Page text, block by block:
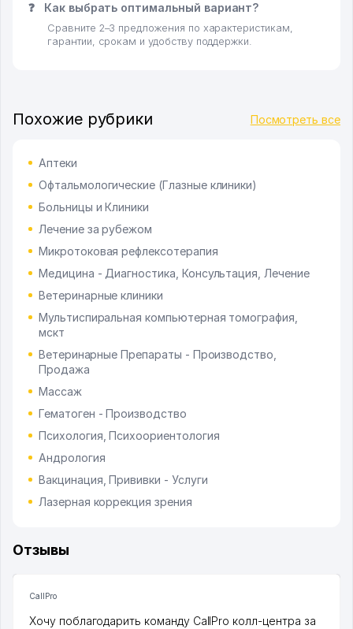
❓ Как выбрать оптимальный вариант?
Сравните 2–3 предложения по характеристикам,
гарантии, срокам и удобству поддержки.
Похожие рубрики Посмотреть все
Аптеки
Офтальмологические (Глазные клиники)
Больницы и Клиники
Лечение за рубежом
Микротоковая рефлексотерапия
Медицина - Диагностика, Консультация, Лечение
Ветеринарные клиники
Мультиспиральная компьютерная томография,
мскт
Ветеринарные Препараты - Производство,
Продажа
Массаж
Гематоген - Производство
Психология, Психоориентология
Андрология
Вакцинация, Прививки - Услуги
Лазерная коррекция зрения
Отзывы
CallPro
Хочу поблагодарить команду CallPro колл-центра за